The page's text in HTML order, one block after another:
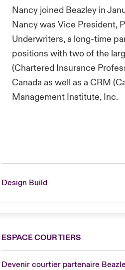
Nancy joined Beazley in
Nancy was Vice President,
Underwriters, a long-time
positions with two of the
(Chartered Insurance
Canada as well as a CRM
Management Institute, Inc.
Design Build
ESPACE COURTIERS
Devenir courtier partenaire